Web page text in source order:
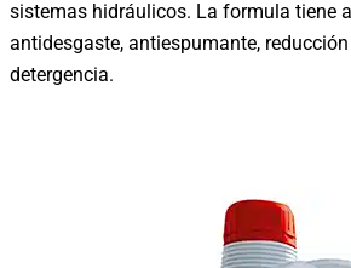
sistemas hidráulicos. La formula tiene
antidesgaste, antiespumante,
detergencia.